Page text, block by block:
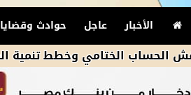
الأخبار عاجل حوادث وقضايا
الختامي وخطط تنمية الموارد